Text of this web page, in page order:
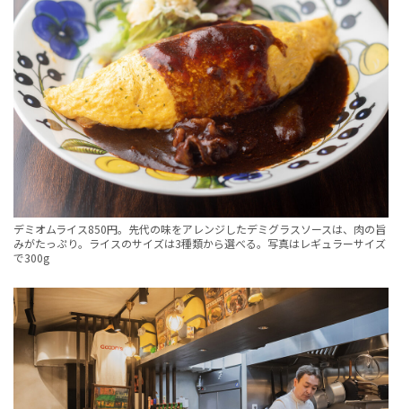
デミオムライス850円。先代の味をアレンジしたデミグラスソースは、肉の旨
みがたっぷり。ライスのサイズは3種類から選べる。写真はレギュラーサイズ
で300g